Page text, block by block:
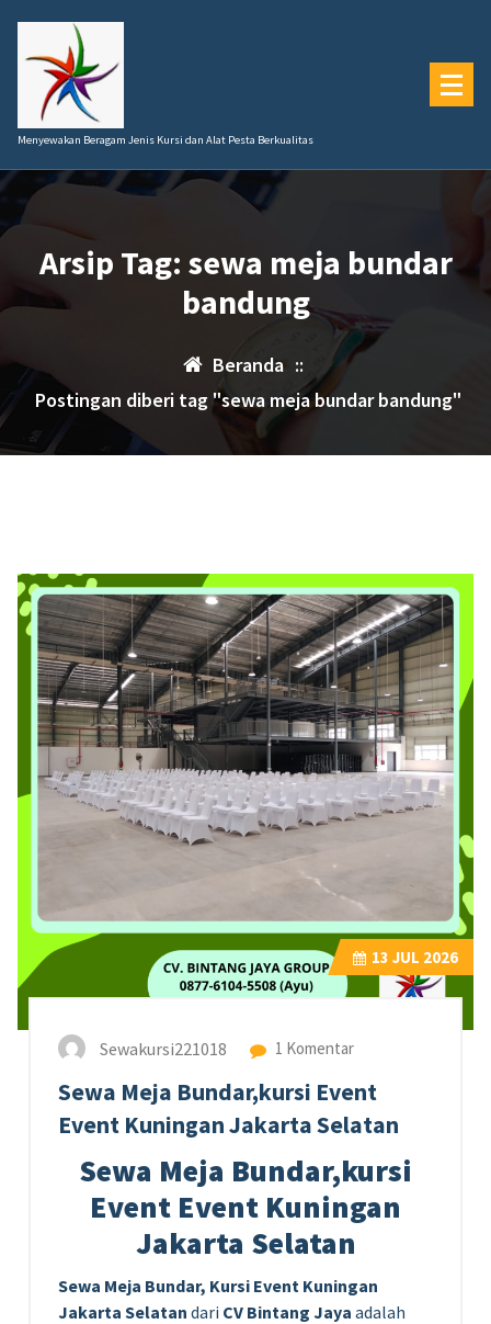
konten
Menyewakan Beragam Jenis Kursi dan Alat Pesta Berkualitas
Arsip Tag: sewa meja bundar
bandung
Beranda ::
Postingan diberi tag "sewa meja bundar bandung"
13 JUL 2026
Sewakursi221018 1 Komentar
Sewa Meja Bundar,kursi Event
Event Kuningan Jakarta Selatan
Sewa Meja Bundar,kursi
Event Event Kuningan
Jakarta Selatan
Sewa Meja Bundar, Kursi Event Kuningan
Jakarta Selatan dari CV Bintang Jaya adalah